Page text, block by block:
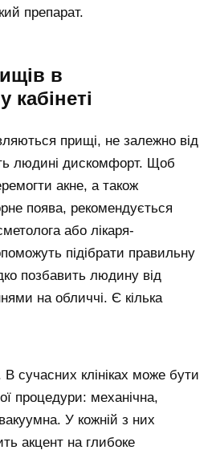
препарат.
в
кабінеті
прищі, не залежно від
людині дискомфорт. Щоб
акне, а також
поява, рекомендується
або лікаря-
підібрати правильну
позбавить людину від
на обличчі. Є кілька
сучасних клініках може бути
процедури: механічна,
У кожній з них
акцент на глибоке